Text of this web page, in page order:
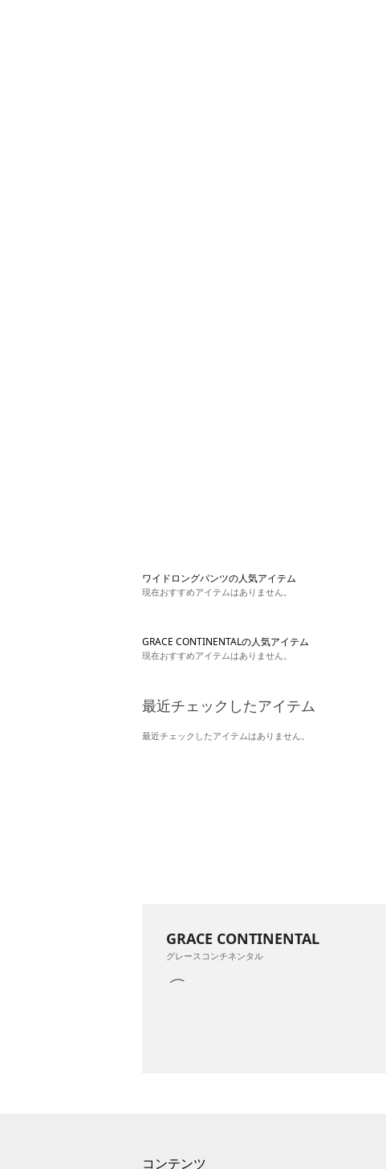
ワイドロングパンツの人気アイテム
現在おすすめアイテムはありません。
GRACE CONTINENTALの人気アイテム
現在おすすめアイテムはありません。
最近チェックしたアイテム
最近チェックしたアイテムはありません。
GRACE CONTINENTAL
グレースコンチネンタル
コンテンツ